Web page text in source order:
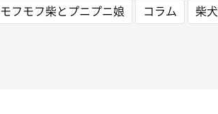
モフモフ柴とプニプニ娘 コラム 柴犬